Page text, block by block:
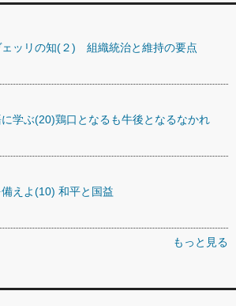
ェッリの知(２) 組織統治と維持の要点
学ぶ(20)鶏口となるも牛後となるなかれ
えよ(10) 和平と国益
もっと見る